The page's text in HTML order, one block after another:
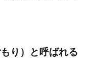
り）と呼ばれる